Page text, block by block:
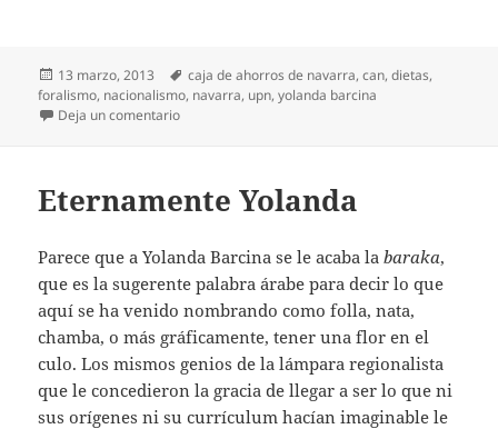
Publicado
el
13 marzo, 2013 Etiquetas
caja de ahorros de navarra,can,dietas,
foralismo, nacionalismo, navarra, upn,yolanda barcina
Deja un comentarioen Barcina de los diques
Eternamente Yolanda
Parece que a Yolanda Barcina se le acaba labaraka,
que es la sugerente palabra árabe para decir lo que
aquí se ha venido nombrando como folla, nata,
chamba, o más gráficamente, tener una flor en el
culo. Los mismos genios de la lámpara regionalista
que le concedieron la gracia de llegar a ser lo que ni
sus orígenes ni su currículum hacían imaginable le